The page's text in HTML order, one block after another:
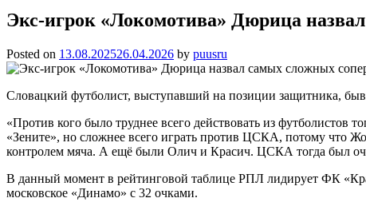
Экс-игрок «Локомотива» Дюрица
Posted on 13.08.202526.04.2026 by puusru
Словацкий футболист, выступавший на позиции защитника,
«Против кого было труднее всего действовать из
«Зените», но сложнее всего играть против ЦСКА, потому что
контролем мяча. А ещё были Олич и Красич. ЦСКА тогда был
В данный момент в рейтинговой таблице РПЛ лидирует ФК
московское «Динамо» с 32 очками.